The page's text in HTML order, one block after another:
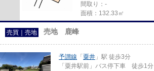
間取り：-
面積：132.33㎡
売買｜売地 売地 鹿峰
予讃線 「 粟井 」駅 徒歩3分
「粟井駅前」バス停下車 徒歩1分